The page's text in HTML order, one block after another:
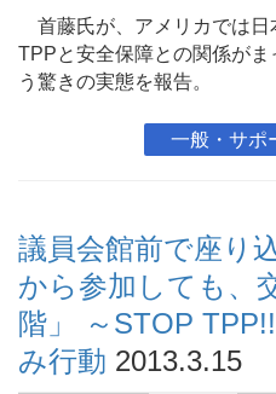
首藤氏が、アメリカでは日
TPPと安全保障との関係が
う驚きの実態を報告。
一般・サポ
議員会館前で座り
から参加しても、
階」 ～STOP
み行動 2013.3.15